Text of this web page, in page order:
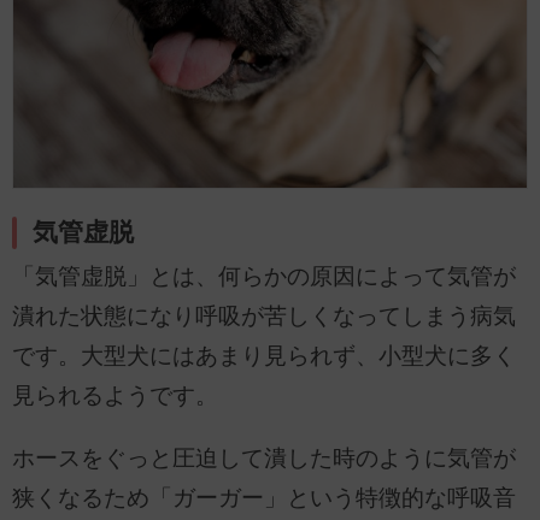
気管虚脱
「気管虚脱」とは、何らかの原因によって気管が
潰れた状態になり呼吸が苦しくなってしまう病気
です。大型犬にはあまり見られず、小型犬に多く
見られるようです。
ホースをぐっと圧迫して潰した時のように気管が
狭くなるため「ガーガー」という特徴的な呼吸音